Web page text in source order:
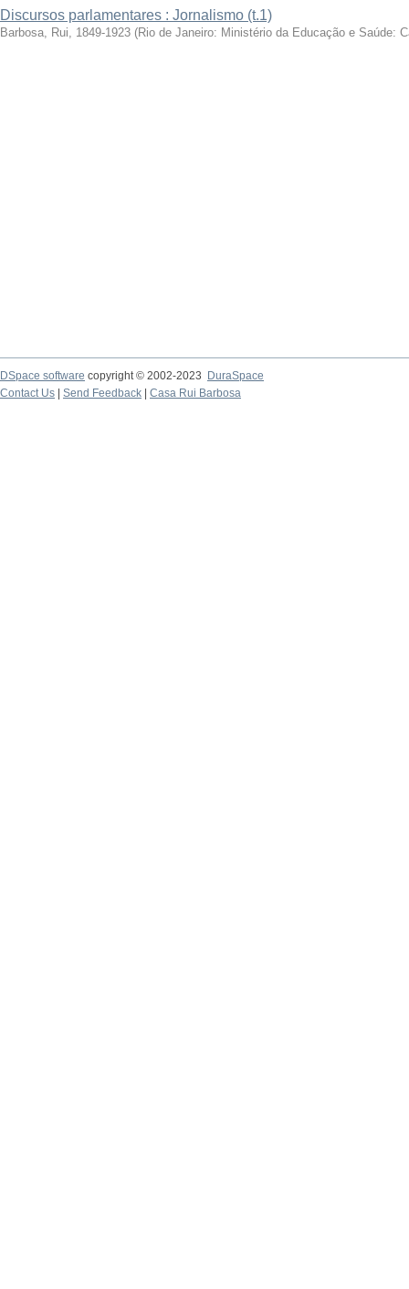
Discursos parlamentares : Jornalismo (t.1)
Barbosa, Rui, 1849-1923 (Rio de Janeiro: Ministério da Educação e Saúde:
DSpace software copyright © 2002-2023
DuraSpace
Contact Us
Send Feedback Casa Rui Barbosa